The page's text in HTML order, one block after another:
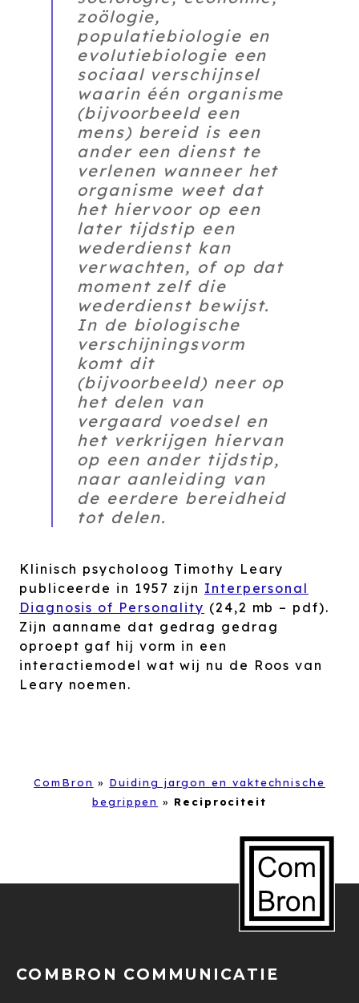
zoölogie,
populatiebiologie en
evolutiebiologie een
sociaal verschijnsel
waarin één organisme
(bijvoorbeeld een
mens) bereid is een
ander een dienst te
verlenen wanneer het
organisme weet dat
het hiervoor op een
later tijdstip een
wederdienst kan
verwachten, of op dat
moment zelf die
wederdienst bewijst.
In de biologische
verschijningsvorm
komt dit
(bijvoorbeeld) neer op
het delen van
vergaard voedsel en
het verkrijgen hiervan
op een ander tijdstip,
naar aanleiding van
de eerdere bereidheid
tot delen.
Klinisch psycholoog Timothy Leary
publiceerde in 1957 zijn Interpersonal
Diagnosis of Personality (24,2 mb – pdf).
Zijn aanname dat gedrag gedrag
oproept gaf hij vorm in een
interactiemodel wat wij nu de Roos van
Leary noemen.
ComBron » Duiding jargon en vaktechnische
begrippen » Reciprociteit
COMBRON COMMUNICATIE